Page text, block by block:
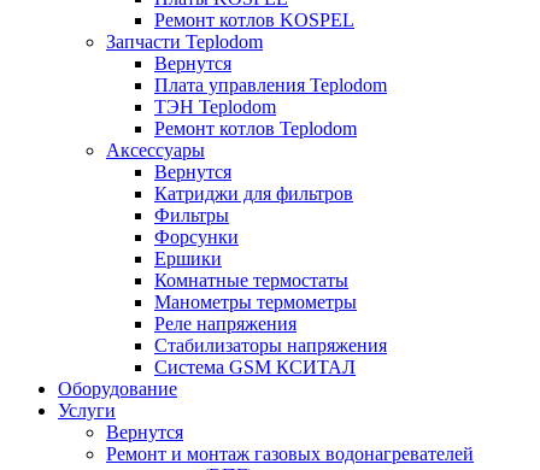
Ремонт котлов KOSPEL
Запчасти Teplodom
Вернутся
Плата управления Teplodom
ТЭН Teplodom
Ремонт котлов Teplodom
Аксессуары
Вернутся
Катриджи для фильтров
Фильтры
Форсунки
Ершики
Комнатные термостаты
Манометры термометры
Реле напряжения
Стабилизаторы напряжения
Система GSM КСИТАЛ
Оборудование
Услуги
Вернутся
Ремонт и монтаж газовых водонагревателей